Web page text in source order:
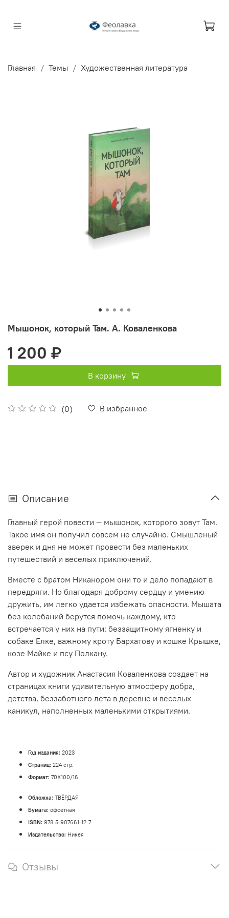
Главная Темы Художественная литература
Мышонок, который Там. А. Коваленкова
(0) В избранное
1 200 ₽
В корзину
Описание
Главный герой повести — мышонок, которого зовут Там.
Такое имя он получил совсем не случайно. Смышленый
зверек и дня не может провести без маленьких
путешествий и веселых приключений.
Вместе с братом Никанором они то и дело попадают в
передряги. Но благодаря доброму сердцу и умению
дружить, им легко удается избежать опасности. Мышата
без колебаний берутся помочь каждому, кто
встречается у них на пути: беззащитному ягненку и
собаке Елке, важному кроту Бархатову и кошке Крышке,
козе Майке и псу Полкану.
Автор и художник Анастасия Коваленкова создает на
страницах книги удивительную атмосферу добра,
детства, беззаботного лета в деревне и веселых
каникул, наполненных маленькими открытиями.
Год издания: 2023
Страниц: 224 стр.
Формат: 70Х100/16
Обложка: ТВЁРДАЯ
Бумага: офсетная
ISBN: 978-5-907661-12-7
Издательство: Никея
Отзывы